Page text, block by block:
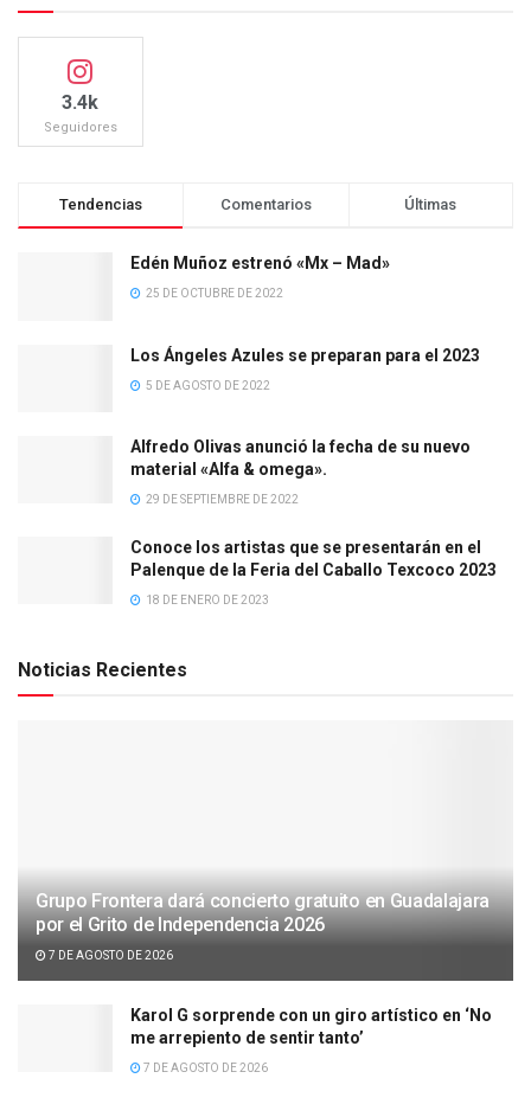
3.4k
Seguidores
Tendencias Comentarios Últimas
Edén Muñoz estrenó «Mx – Mad»
25 DE OCTUBRE DE 2022
Los Ángeles Azules se preparan para el 2023
5 DE AGOSTO DE 2022
Alfredo Olivas anunció la fecha de su nuevo
material «Alfa & omega».
29 DE SEPTIEMBRE DE 2022
Conoce los artistas que se presentarán en el
Palenque de la Feria del Caballo Texcoco 2023
18 DE ENERO DE 2023
Noticias Recientes
Grupo Frontera dará concierto gratuito en Guadalajara
por el Grito de Independencia 2026
7 DE AGOSTO DE 2026
Karol G sorprende con un giro artístico en ‘No
me arrepiento de sentir tanto’
7 DE AGOSTO DE 2026